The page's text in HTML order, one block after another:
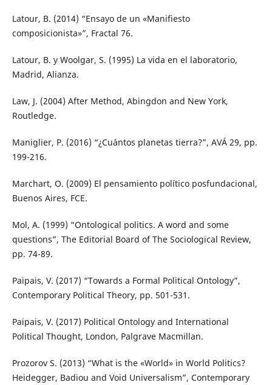
Latour, B. (2014) “Ensayo de un «Manifiesto
composicionista»”, Fractal 76.
Latour, B. y Woolgar, S. (1995) La vida en el laboratorio,
Madrid, Alianza.
Law, J. (2004) After Method, Abingdon and New York,
Routledge.
Maniglier, P. (2016) “¿Cuántos planetas tierra?”, AVÁ 29, pp.
199-216.
Marchart, O. (2009) El pensamiento político posfundacional,
Buenos Aires, FCE.
Mol, A. (1999) “Ontological politics. A word and some
questions”, The Editorial Board of The Sociological Review,
pp. 74-89.
Paipais, V. (2017) “Towards a Formal Political Ontology”,
Contemporary Political Theory, pp. 501-531.
Paipais, V. (2017) Political Ontology and International
Political Thought, London, Palgrave Macmillan.
Prozorov S. (2013) “What is the «World» in World Politics?
Heidegger, Badiou and Void Universalism”, Contemporary